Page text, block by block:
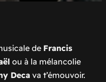
de Francis
ou à la mélancolie
Decava t’émouvoir.